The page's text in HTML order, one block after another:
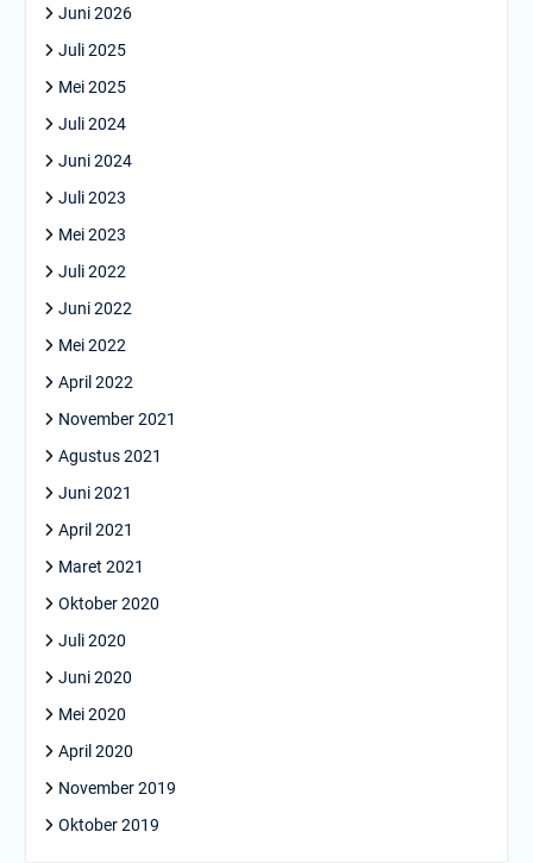
Juni 2026
Juli 2025
Mei 2025
Juli 2024
Juni 2024
Juli 2023
Mei 2023
Juli 2022
Juni 2022
Mei 2022
April 2022
November 2021
Agustus 2021
Juni 2021
April 2021
Maret 2021
Oktober 2020
Juli 2020
Juni 2020
Mei 2020
April 2020
November 2019
Oktober 2019